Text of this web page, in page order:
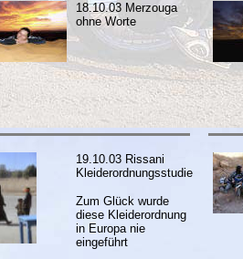
18.10.03 Merzouga
ohne Worte
19.10.03 Rissani
Kleiderordnungsstudie
Zum Glück wurde
diese Kleiderordnung
in Europa nie
eingeführt